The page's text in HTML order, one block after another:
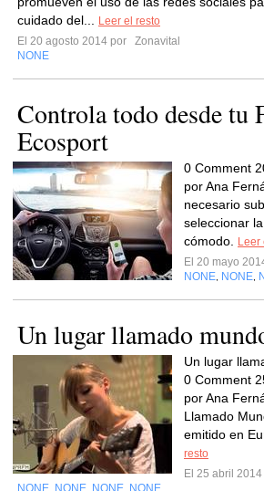
cuidado del...
Leer el resto
El 20 agosto 2014 por
Zonavital
NONE
Controla todo desde tu
Ecosport
0 Comment
por Ana
necesario
seleccionar
cómodo.
Leer
El 20 mayo
NONE NONE
Un lugar llamado
Un lugar
0 Comment
por Ana
Llamado
emitido en
resto
El 25 abril
NONE NONE NONE NONE